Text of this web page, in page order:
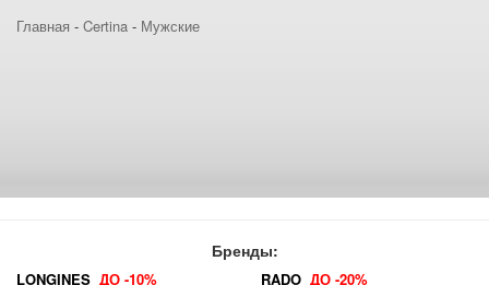
Главная - Certina - Мужские
Бренды:
LONGINES ДО -10% RADO ДО -20%